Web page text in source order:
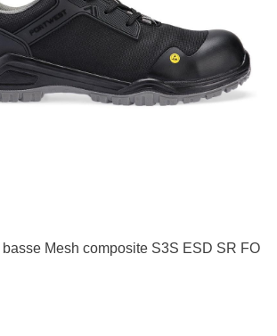
Mesh composite S3S ESD SR FO